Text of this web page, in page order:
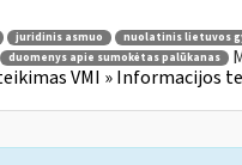
juridinis asmuo nuolatinis lietuvos
duomenys apie sumokėtas palūkanas
VMI » Informacijos